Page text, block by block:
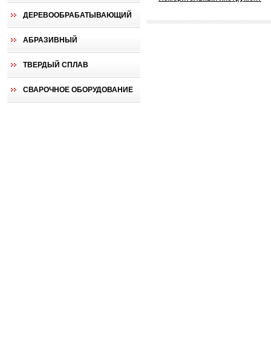
ДЕРЕВООБРАБАТЫВАЮЩИЙ
АБРАЗИВНЫЙ
ТВЕРДЫЙ СПЛАВ
СВАРОЧНОЕ ОБОРУДОВАНИЕ